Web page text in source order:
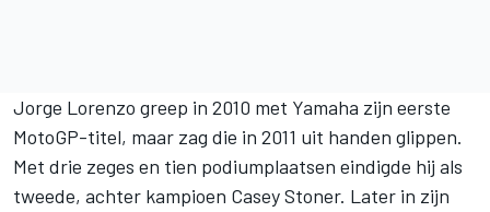
Jorge Lorenzo greep in 2010 met Yamaha zijn eerste
MotoGP-titel, maar zag die in 2011 uit handen glippen.
Met drie zeges en tien podiumplaatsen eindigde hij als
tweede, achter kampioen Casey Stoner. Later in zijn